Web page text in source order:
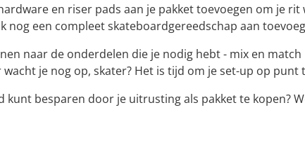
en riser pads aan je pakket toevoegen om je
nog een compleet skateboardgereedschap aan
naar de onderdelen die je nodig hebt - mix en
je nog op, skater? Het is tijd om je set-up op
kunt besparen door je uitrusting als pakket te kopen?